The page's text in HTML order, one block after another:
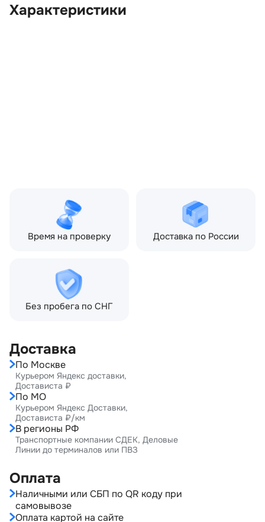
Характеристики
Время на проверку Доставка по России
Без пробега по СНГ
Доставка
По Москве
Курьером Яндекс доставки,
Достависта ₽
По МО
Курьером Яндекс Доставки,
Достависта ₽/км
В регионы РФ
Транспортные компании СДЕК, Деловые
Линии до терминалов или ПВЗ
Оплата
Наличными или СБП по QR коду при
самовывозе
Оплата картой на сайте